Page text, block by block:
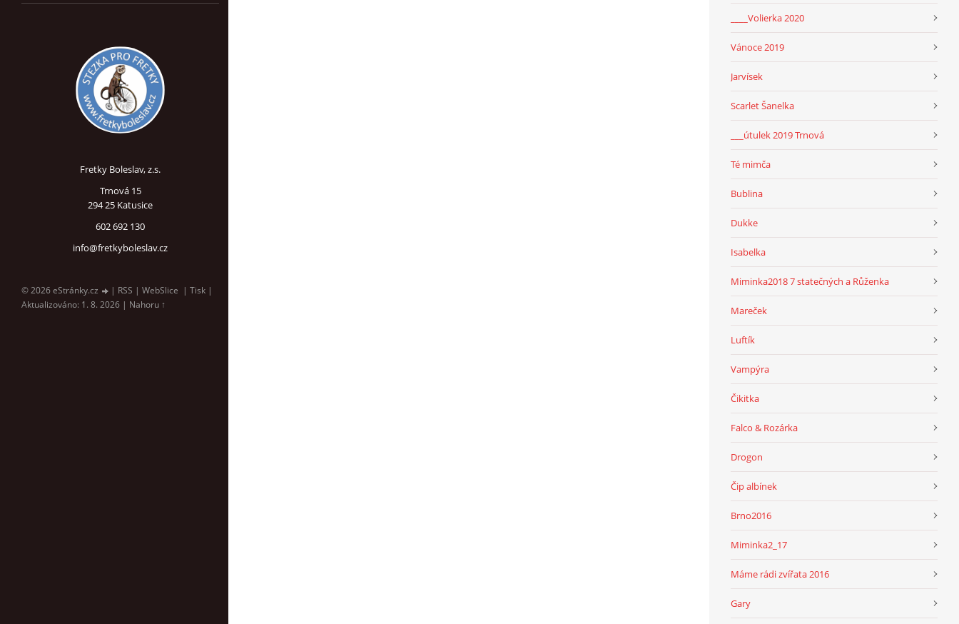
Fretky Boleslav, z.s.
Trnová 15
294 25 Katusice
602 692 130
info@fretkyboleslav.cz
© 2026 eStránky.cz | RSS | WebSlice | Tisk |
Aktualizováno: 1. 8. 2026 | Nahoru ↑
____Volierka 2020
Vánoce 2019
Jarvísek
Scarlet Šanelka
___útulek 2019 Trnová
Té mimča
Bublina
Dukke
Isabelka
Miminka2018 7 statečných a Růženka
Mareček
Luftík
Vampýra
Čikitka
Falco & Rozárka
Drogon
Čip albínek
Brno2016
Miminka2_17
Máme rádi zvířata 2016
Gary